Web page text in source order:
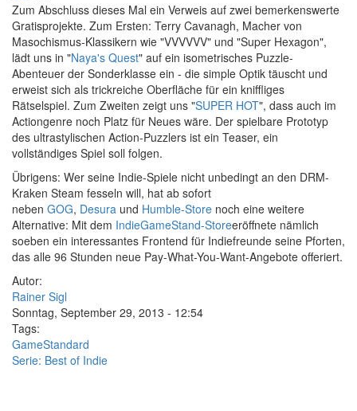
Zum Abschluss dieses Mal ein Verweis auf zwei bemerkenswerte
Gratisprojekte. Zum Ersten: Terry Cavanagh, Macher von
Masochismus-Klassikern wie "VVVVVV" und "Super Hexagon",
lädt uns in "Naya's Quest" auf ein isometrisches Puzzle-
Abenteuer der Sonderklasse ein - die simple Optik täuscht und
erweist sich als trickreiche Oberfläche für ein kniffliges
Rätselspiel. Zum Zweiten zeigt uns "SUPER HOT", dass auch im
Actiongenre noch Platz für Neues wäre. Der spielbare Prototyp
des ultrastylischen Action-Puzzlers ist ein Teaser, ein
vollständiges Spiel soll folgen.
Übrigens: Wer seine Indie-Spiele nicht unbedingt an den DRM-
Kraken Steam fesseln will, hat ab sofort
neben GOG, Desura und Humble-Store noch eine weitere
Alternative: Mit dem IndieGameStand-Storeeröffnete nämlich
soeben ein interessantes Frontend für Indiefreunde seine Pforten,
das alle 96 Stunden neue Pay-What-You-Want-Angebote offeriert.
Autor:
Rainer Sigl
Sonntag, September 29, 2013 - 12:54
Tags:
GameStandard
Serie: Best of Indie